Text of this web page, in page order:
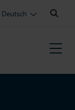
Deutsch
Search: